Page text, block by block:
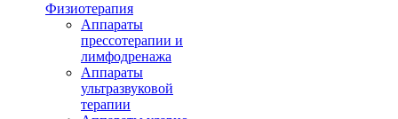
Физиотерапия
Аппараты
прессотерапии и
лимфодренажа
Аппараты
ультразвуковой
терапии